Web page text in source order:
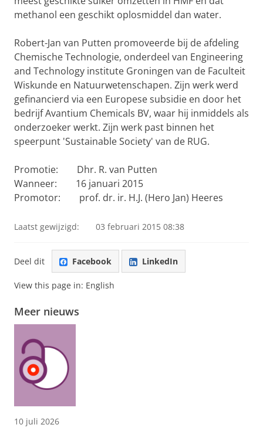
methanol een geschikt oplosmiddel dan water.
Robert-Jan van Putten promoveerde bij de afdeling
Chemische Technologie, onderdeel van Engineering
and Technology institute Groningen van de Faculteit
Wiskunde en Natuurwetenschapen. Zijn werk werd
gefinancierd via een Europese subsidie en door het
bedrijf Avantium Chemicals BV, waar hij inmiddels als
onderzoeker werkt. Zijn werk past binnen het
speerpunt 'Sustainable Society' van de RUG.
Promotie: Dhr. R. van Putten
Wanneer: 16 januari 2015
Promotor: prof. dr. ir. H.J. (Hero Jan) Heeres
Laatst gewijzigd: 03 februari 2015 08:38
Deel dit Facebook LinkedIn
View this page in: English
Meer nieuws
10 juli 2026